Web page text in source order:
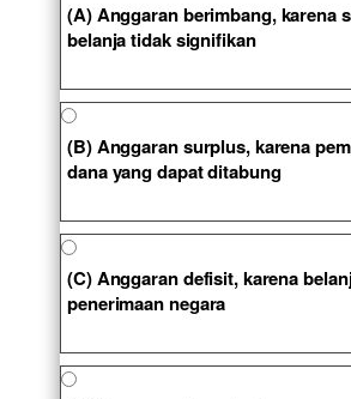
(A) Anggaran berimbang, karena
belanja tidak signifikan
(B) Anggaran surplus, karena
dana yang dapat ditabung
(C) Anggaran defisit, karena
penerimaan negara